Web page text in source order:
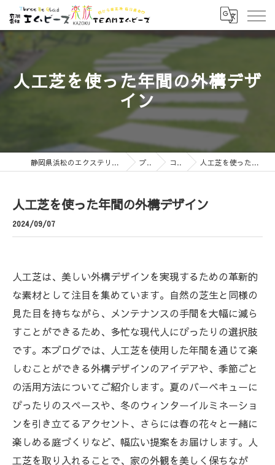
人工芝を使った年間の外構デザ
イン
静岡県浜松のエクステリアなら有限会社エムビーズ ブログ コラム 人工芝を使った年間の外構デザイン
人工芝を使った年間の外構デザイン
2024/09/07
人工芝は、美しい外構デザインを実現するための革新的
な素材として注目を集めています。自然の芝生と同様の
見た目を持ちながら、メンテナンスの手間を大幅に減ら
すことができるため、多忙な現代人にぴったりの選択肢
です。本ブログでは、人工芝を使用した年間を通じて楽
しむことができる外構デザインのアイデアや、季節ごと
の活用方法についてご紹介します。夏のバーベキューに
ぴったりのスペースや、冬のウィンターイルミネーショ
ンを引き立てるアクセント、さらには春の花々と一緒に
楽しめる庭づくりなど、幅広い提案をお届けします。人
工芝を取り入れることで、家の外観を美しく保ちなが